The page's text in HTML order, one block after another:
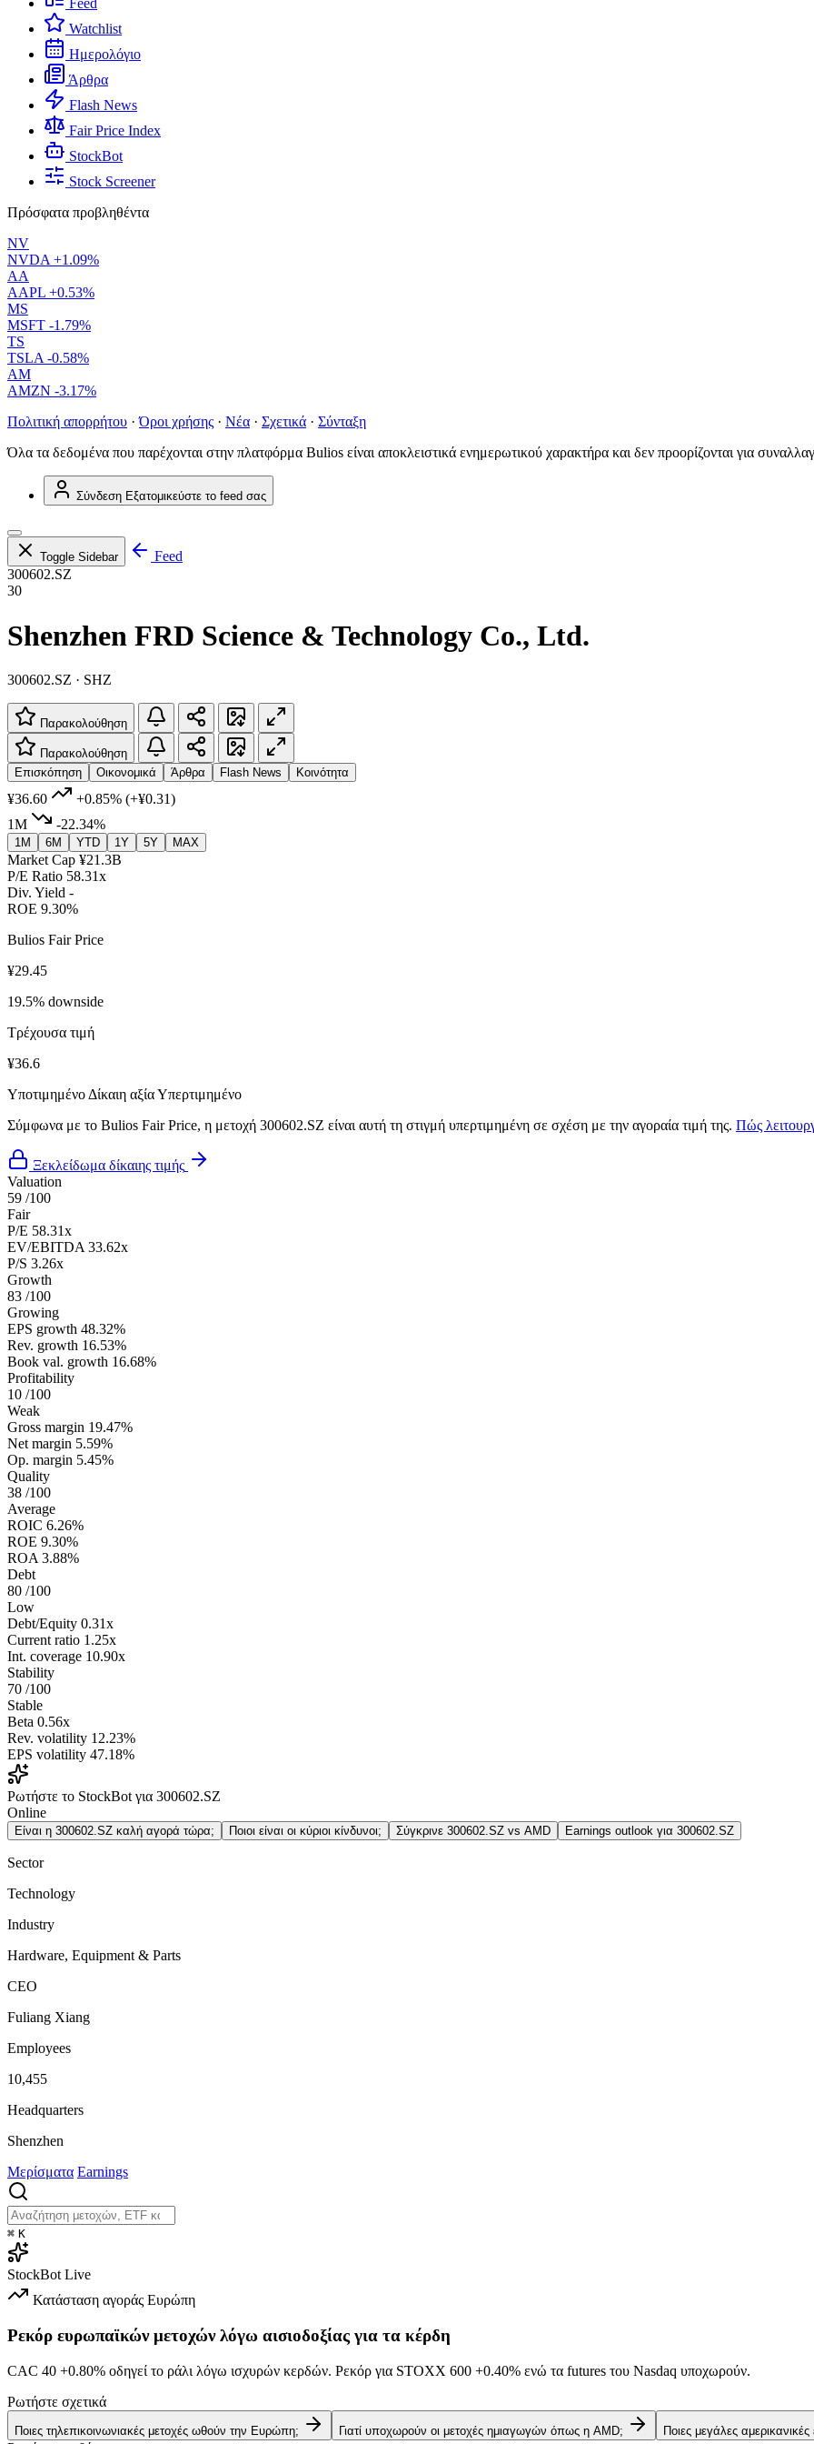
Feed
Watchlist
Ημερολόγιο
Άρθρα
Flash News
Fair Price Index
StockBot
Stock Screener
Πρόσφατα προβληθέντα
NV
NVDA +1.09%
AA
AAPL +0.53%
MS
MSFT -1.79%
TS
TSLA -0.58%
AM
AMZN -3.17%
Πολιτική απορρήτου · Όροι χρήσης · Νέα · Σχετικά · Σύνταξη
Όλα τα δεδομένα που παρέχονται στην πλατφόρμα Bulios είναι αποκλειστικά ενημερωτικού χαρακτήρα και δεν προορίζονται για
Σύνδεση Εξατομικεύστε το feed σας
Toggle Sidebar
Feed
300602.SZ
30
Shenzhen FRD Science & Technology Co., Ltd.
300602.SZ · SHZ
Παρακολούθηση
Παρακολούθηση
Επισκόπηση
Οικονομικά Άρθρα Flash News Κοινότητα
¥36.60 +0.85% (+¥0.31)
1M
-22.34%
1M 6M YTD 1Y 5Y MAX
Market Cap ¥21.3B
P/E Ratio 58.31x
Div. Yield -
ROE 9.30%
Bulios Fair Price
¥29.45
19.5% downside
Τρέχουσα τιμή
¥36.6
Υποτιμημένο Δίκαιη αξίαΥπερτιμημένο
Σύμφωνα με το Bulios Fair Price, η μετοχή 300602.SZ είναι αυτή τη στιγμή υπερτιμημένη σε σχέση με την αγοραία τιμή της. Πώς
Ξεκλείδωμα δίκαιης τιμής
Valuation
59 /100
Fair
P/E 58.31x
EV/EBITDA 33.62x
P/S 3.26x
Growth
83 /100
Growing
EPS growth 48.32%
Rev. growth 16.53%
Book val. growth 16.68%
Profitability
10 /100
Weak
Gross margin 19.47%
Net margin 5.59%
Op. margin 5.45%
Quality
38 /100
Average
ROIC 6.26%
ROE 9.30%
ROA 3.88%
Debt
80 /100
Low
Debt/Equity 0.31x
Current ratio 1.25x
Int. coverage 10.90x
Stability
70 /100
Stable
Beta 0.56x
Rev. volatility 12.23%
EPS volatility 47.18%
Ρωτήστε το StockBot για 300602.SZ
Online
Είναι η 300602.SZ καλή αγορά τώρα; Ποιοι είναι οι κύριοι κίνδυνοι; Σύγκρινε 300602.SZ vs AMD Earnings outlook για 300602.SZ
Sector
Technology
Industry
Hardware, Equipment & Parts
CEO
Fuliang Xiang
Employees
10,455
Headquarters
Shenzhen
Μερίσματα Earnings
⌘ K
StockBot Live
Κατάσταση αγοράς Ευρώπη
Ρεκόρ ευρωπαϊκών μετοχών λόγω αισιοδοξίας για τα κέρδη
CAC 40 +0.80% οδηγεί το ράλι λόγω ισχυρών κερδών. Ρεκόρ για STOXX 600 +0.40% ενώ τα futures του Nasdaq υποχωρούν.
Ρωτήστε σχετικά
Ποιες τηλεπικοινωνιακές μετοχές ωθούν την Ευρώπη; Γιατί υποχωρούν οι μετοχές ημιαγωγών όπως η AMD; Ποιες μεγάλες